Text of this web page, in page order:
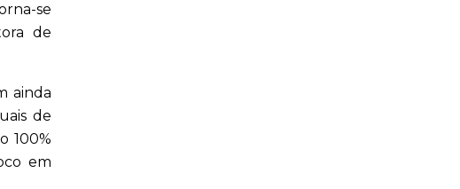
se
de
ainda
de
100%
em